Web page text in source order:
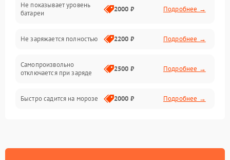
Электроника и управление
Не показывает уровень
батареи
2000 ₽ Подробнее →
Не заряжается полностью 2200 ₽ Подробнее →
Самопроизвольно
отключается при заряде
2500 ₽ Подробнее →
Быстро садится на морозе 2000 ₽ Подробнее →